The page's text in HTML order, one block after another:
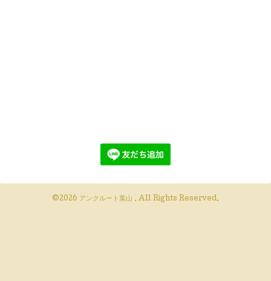
©2026 アンクルート葉山 . All Rights Reserved.